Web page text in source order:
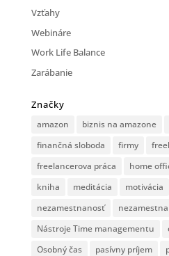
Vzťahy
Webináre
Work Life Balance
Zarábanie
Značky
amazon biznis na amazone
finančná sloboda
firmy
freelancerova práca
home
kniha
meditácia motivácia
nezamestnanosť
Nástroje Time managementu
Osobný čas
pasívny príjem